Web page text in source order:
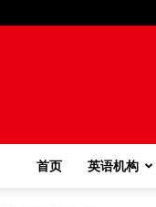
首页 英语机构